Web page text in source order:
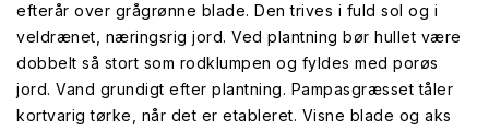
efterår over grågrønne blade. Den trives i fuld sol og i
veldrænet, næringsrig jord. Ved plantning bør hullet være
dobbelt så stort som rodklumpen og fyldes med porøs
jord. Vand grundigt efter plantning. Pampasgræsset tåler
kortvarig tørke, når det er etableret. Visne blade og aks